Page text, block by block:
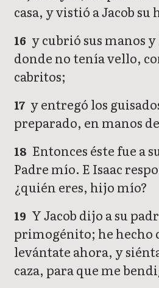
casa, y vistió a Jacob
16 y cubrió sus manos
donde no tenía vello,
cabritos;
17 y entregó los
preparado, en manos
18 Entonces éste fue a
Padre mío. E Isaac
¿quién eres, hijo mío?
19 Y Jacob dijo a su
primogénito; he hecho
levántate ahora, y
caza, para que me